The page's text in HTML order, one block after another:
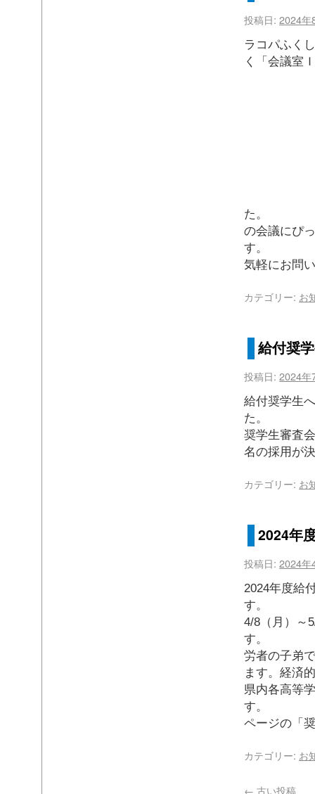
投稿日: 2024年
ラコパふく
く「会議室
た。
の会議にぴ
す。
気軽にお問
カテゴリー: お
給付奨
投稿日: 2024年
給付奨学生
た。
奨学生審査
名の採用が
カテゴリー: お
2024年
投稿日: 2024年
2024年度給
す
4/8（月）～
す
労者の子弟
ます。経済
県内各高等
す
ページの「
カテゴリー: お
← 古い投稿